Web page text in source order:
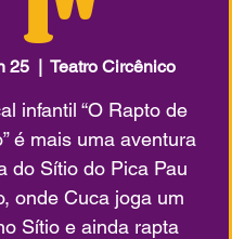
25
  |
Teatro Circênico
infantil “O Rapto de
é mais uma aventura
do Sítio do Pica Pau
onde Cuca joga um
Sítio e ainda rapta